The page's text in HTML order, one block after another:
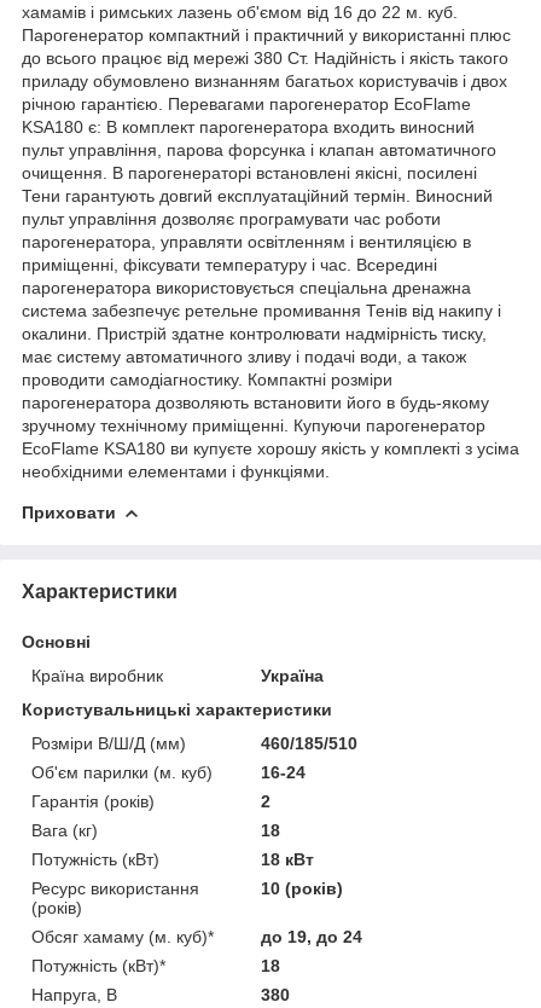
хамамів і римських лазень об'ємом від 16 до 22 м. куб.
Парогенератор компактний і практичний у використанні плюс
до всього працює від мережі 380 Ст. Надійність і якість такого
приладу обумовлено визнанням багатьох користувачів і двох
річною гарантією. Перевагами парогенератор EcoFlame
KSA180 є: В комплект парогенератора входить виносний
пульт управління, парова форсунка і клапан автоматичного
очищення. В парогенераторі встановлені якісні, посилені
Тени гарантують довгий експлуатаційний термін. Виносний
пульт управління дозволяє програмувати час роботи
парогенератора, управляти освітленням і вентиляцією в
приміщенні, фіксувати температуру і час. Всередині
парогенератора використовується спеціальна дренажна
система забезпечує ретельне промивання Тенів від накипу і
окалини. Пристрій здатне контролювати надмірність тиску,
має систему автоматичного зливу і подачі води, а також
проводити самодіагностику. Компактні розміри
парогенератора дозволяють встановити його в будь-якому
зручному технічному приміщенні. Купуючи парогенератор
EcoFlame KSA180 ви купуєте хорошу якість у комплекті з усіма
необхідними елементами і функціями.
Приховати
Характеристики
Основні
Країна виробник
Україна
Користувальницькі характеристики
Розміри В/Ш/Д (мм)
460/185/510
Об'єм парилки (м. куб)
16-24
Гарантія (років)
2
Вага (кг)
18
Потужність (кВт)
18 кВт
Ресурс використання
(років)
10 (років)
Обсяг хамаму (м. куб)*
до 19, до 24
Потужність (кВт)*
18
Напруга, В
380